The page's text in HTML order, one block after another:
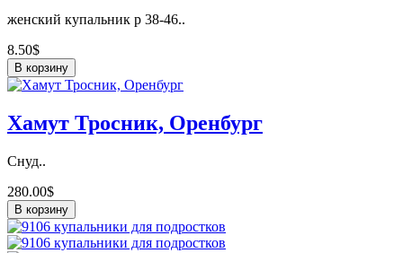
женский купальник р 38-46..
8.50$
В корзину
Хамут Тросник, Оренбург
Снуд..
280.00$
В корзину